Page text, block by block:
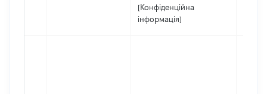
[Конфіденційна
інформація]